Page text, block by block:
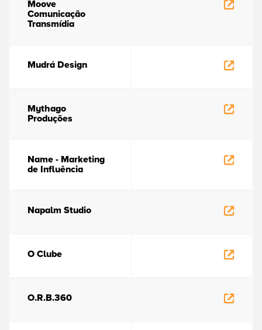
Moove
Comunicação
Transmídia
Mudrá Design
Mythago
Produções
Name - Marketing
de Influência
Napalm Studio
O Clube
O.R.B.360